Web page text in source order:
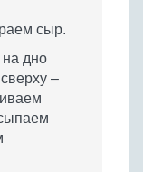
сыр.
дно
–